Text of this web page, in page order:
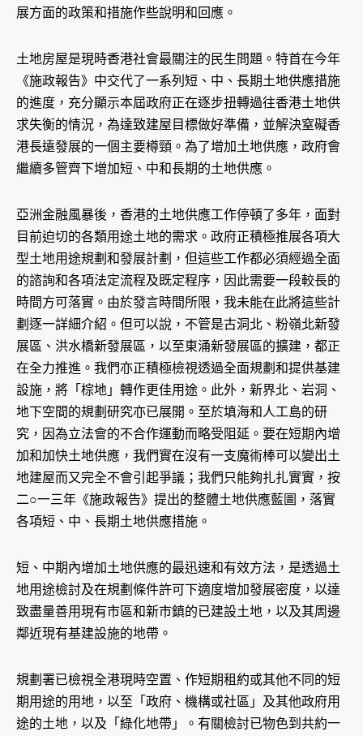
展方面的政策和措施作些說明和回應。
土地房屋是現時香港社會最關注的民生問題。特首在今年
《施政報告》中交代了一系列短、中、長期土地供應措施
的進度，充分顯示本屆政府正在逐步扭轉過往香港土地供
求失衡的情況，為達致建屋目標做好準備，並解決窒礙香
港長遠發展的一個主要樽頸。為了增加土地供應，政府會
繼續多管齊下增加短、中和長期的土地供應。
亞洲金融風暴後，香港的土地供應工作停頓了多年，面對
目前迫切的各類用途土地的需求。政府正積極推展各項大
型土地用途規劃和發展計劃，但這些工作都必須經過全面
的諮詢和各項法定流程及既定程序，因此需要一段較長的
時間方可落實。由於發言時間所限，我未能在此將這些計
劃逐一詳細介紹。但可以說，不管是古洞北、粉嶺北新發
展區、洪水橋新發展區，以至東涌新發展區的擴建，都正
在全力推進。我們亦正積極檢視透過全面規劃和提供基建
設施，將「棕地」轉作更佳用途。此外，新界北、岩洞、
地下空間的規劃研究亦已展開。至於填海和人工島的研
究，因為立法會的不合作運動而略受阻延。要在短期內增
加和加快土地供應，我們實在沒有一支魔術棒可以變出土
地建屋而又完全不會引起爭議；我們只能夠扎扎實實，按
二○一三年《施政報告》提出的整體土地供應藍圖，落實
各項短、中、長期土地供應措施。
短、中期內增加土地供應的最迅速和有效方法，是透過土
地用途檢討及在規劃條件許可下適度增加發展密度，以達
致盡量善用現有市區和新市鎮的已建設土地，以及其周邊
鄰近現有基建設施的地帶。
規劃署已檢視全港現時空置、作短期租約或其他不同的短
期用途的用地，以至「政府、機構或社區」及其他政府用
途的土地，以及「綠化地帶」。有關檢討已物色到共約一